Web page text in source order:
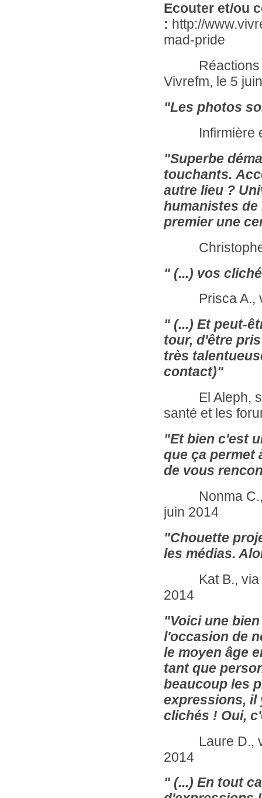
Ecouter et/ou
: http://
mad-pride
Réactions
Vivrefm, le 5
"Les photos
Infirmière en
"Superbe
touchants.
autre lieu ?
humanistes
premier une
" (...) vos
Prisca A.,
" (...) Et peut-
tour, d'être
très
contact)"
El Aleph, sur
santé et les
"Et bien c'est
que ça permet
de vous
Nonma C.,
juin 2014
"Chouette
les médias.
Kat B., via
2014
"Voici une
l'occasion de
le moyen âge
tant que
beaucoup les
expressions,
clichés ! Oui,
Laure D., via
2014
" (...) En tout